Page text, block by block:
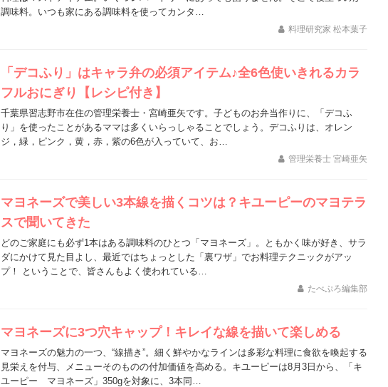
調味料。いつも家にある調味料を使ってカンタ…
料理研究家 松本葉子
「デコふり」はキャラ弁の必須アイテム♪全6色使いきれるカラ
フルおにぎり【レシピ付き】
千葉県習志野市在住の管理栄養士・宮崎亜矢です。子どものお弁当作りに、「デコふ
り」を使ったことがあるママは多くいらっしゃることでしょう。デコふりは、オレン
ジ，緑，ピンク，黄，赤，紫の6色が入っていて、お…
管理栄養士 宮崎亜矢
マヨネーズで美しい3本線を描くコツは？キユーピーのマヨテラ
スで聞いてきた
どのご家庭にも必ず1本はある調味料のひとつ「マヨネーズ」。ともかく味が好き、サラ
ダにかけて見た目よし、最近ではちょっとした「裏ワザ」でお料理テクニックがアッ
プ！ ということで、皆さんもよく使われている…
たべぷろ編集部
マヨネーズに3つ穴キャップ！キレイな線を描いて楽しめる
マヨネーズの魅力の一つ、“線描き”。細く鮮やかなラインは多彩な料理に食欲を喚起する
見栄えを付与、メニューそのものの付加価値を高める。キユーピーは8月3日から、「キ
ユーピー マヨネーズ」350gを対象に、3本同…